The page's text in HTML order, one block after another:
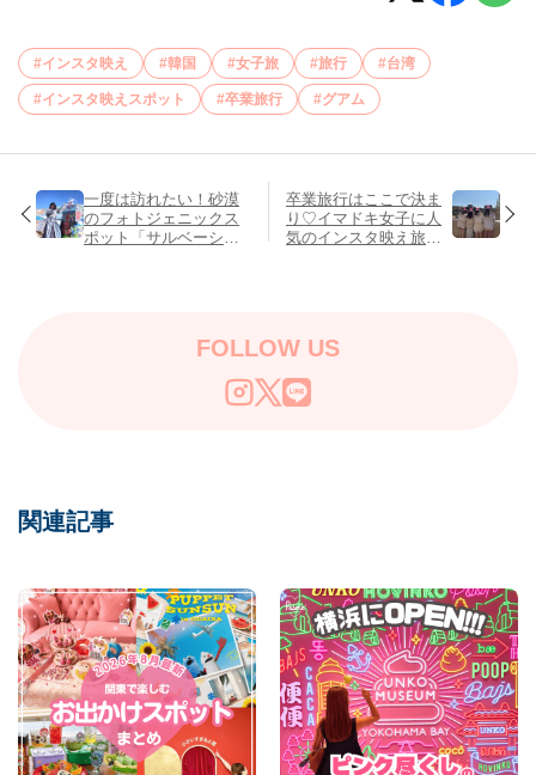
インスタ映え 韓国 女子旅 旅行 台湾
インスタ映えスポット 卒業旅行 グアム
一度は訪れたい！砂漠
のフォトジェニックス
ポット「サルベーショ
卒業旅行はここで決ま
り♡イマドキ女子に人
気のインスタ映え旅ス
FOLLOW US
関連記事